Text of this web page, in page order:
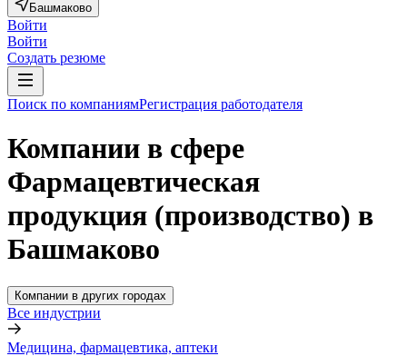
Башмаково
Войти
Войти
Создать резюме
Поиск по компаниямРегистрация работодателя
Компании в сфере
Фармацевтическая
продукция (производство) в
Башмаково
Компании в других городах
Все индустрии
Медицина, фармацевтика, аптеки